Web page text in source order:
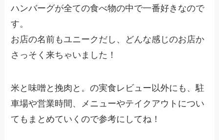
ハンバーグが全ての食べ物の中で一番好きなので
す。
お店の名前もユニークだし、どんな感じのお店か
さっそく来ちゃいました！
米と味噌と挽肉と。の実食レビュー以外にも、駐
車場や営業時間、メニューやテイクアウトについ
てもまとめていくので参考にしてね！